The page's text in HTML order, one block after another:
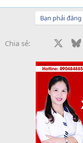
Bạn phải
Chia sẻ: Facebook